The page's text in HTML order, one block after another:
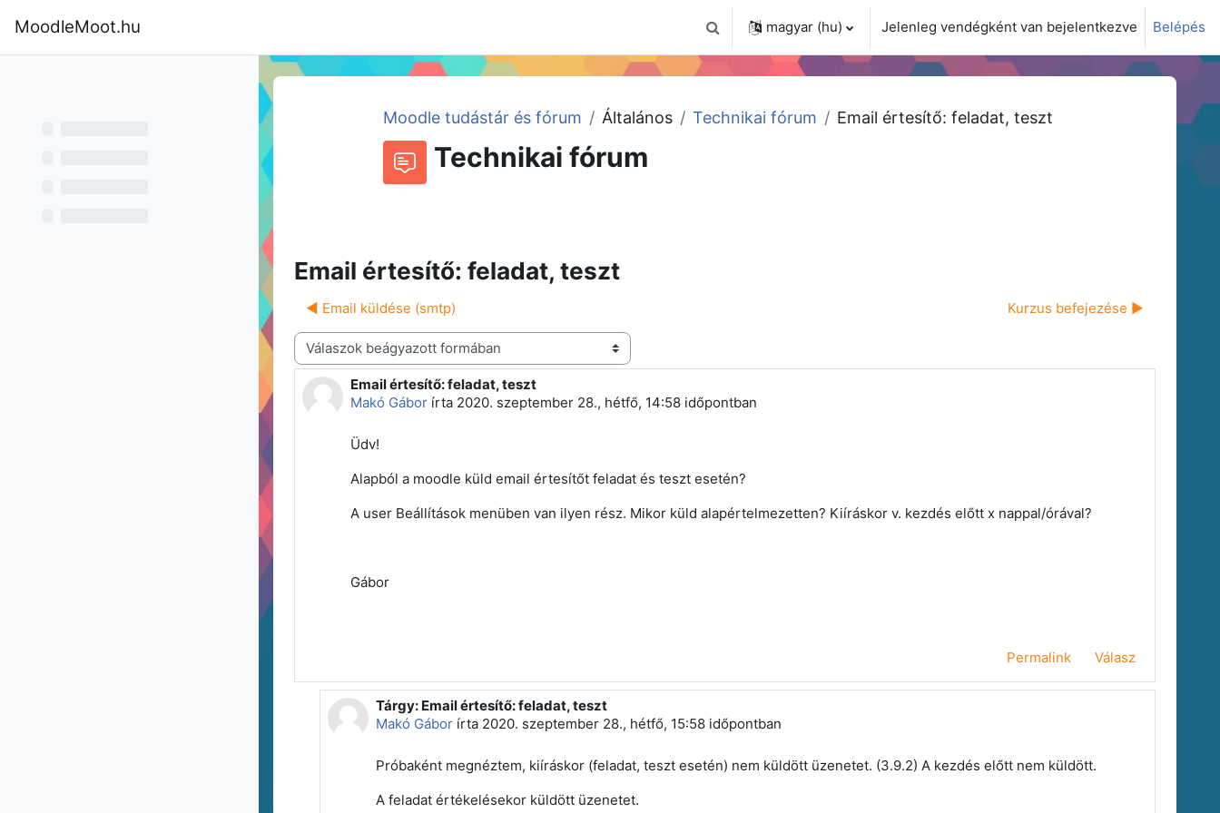
MoodleMoot.hu Keresési bemeneti adatok váltása
magyar ‎(hu)‎ Jelenleg vendégként van bejelentkezve Belépés
Moodle tudástár és fórum Általános Technikai fórum Email értesítő: feladat, teszt
Technikai fórum
Email értesítő: feladat, teszt
◀︎ Email küldése (smtp) Kurzus befejezése ▶︎
Megjelenítési mód
Email értesítő: feladat, teszt
Makó Gábor írta 2020. szeptember 28., hétfő, 14:58 időpontban
Válaszok szám: 2
Üdv!
Alapból a moodle küld email értesítőt feladat és teszt esetén?
A user Beállítások menüben van ilyen rész. Mikor küld alapértelmezetten? Kiíráskor v. kezdés előtt x nappal/órával?
Gábor
Permalink Válasz
Válasz erre: Makó Gábor
Tárgy: Email értesítő: feladat, teszt
Makó Gábor írta 2020. szeptember 28., hétfő, 15:58 időpontban
Próbaként megnéztem, kiíráskor (feladat, teszt esetén) nem küldött üzenetet. (3.9.2) A kezdés előtt nem küldött.
A feladat értékelésekor küldött üzenetet.